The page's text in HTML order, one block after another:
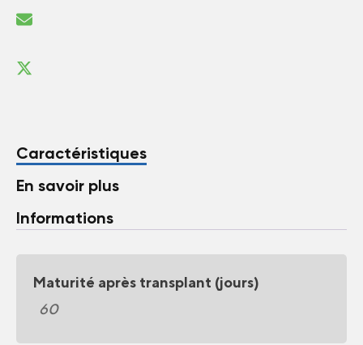
Caractéristiques
En savoir plus
Informations
Maturité après transplant (jours)
60